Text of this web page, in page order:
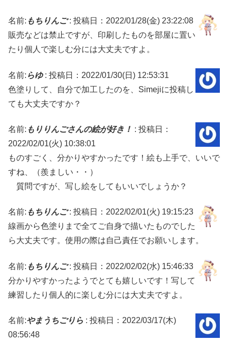
名前: もちりんご: 投稿日：2022/01/28(金) 23:22:08
販売などは禁止ですが、印刷したものを部屋に置い
たり個人で楽しむ分には大丈夫ですよ。
名前: らゆ: 投稿日：2022/01/30(日) 12:53:31
色塗りして、自分で加工したのを、Simejiに投稿し
ても大丈夫ですか？
名前: もりりんごさんの絵が好き！ : 投稿日：
2022/02/01(火) 10:38:01
ものすごく、分かりやすかったです！絵も上手で、いいで
すね、（羨ましい・・）
質問ですが、写し絵をしてもいいでしょうか？
名前: もちりんご: 投稿日：2022/02/01(火) 19:15:23
線画から色塗りまで全てご自身で描いたものでした
ら大丈夫です。使用の際は自己責任でお願いします。
名前: もちりんご: 投稿日：2022/02/02(水) 15:46:33
分かりやすかったようでとても嬉しいです！写して
練習したり個人的に楽しむ分には大丈夫ですよ。
名前:やまうちごりら : 投稿日：2022/03/17(木)
08:56:48